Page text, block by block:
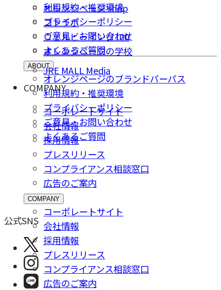
オレンジページ shop
コトラボ
ウェルビーイング100
オレンジページの学校
JRE MALL Media
利用規約・推奨環境
プライバシーポリシー
ご意⾒・お問い合わせ
よくあるご質問
ABOUT
オレンジページのブランドパーパス
利用規約・推奨環境
プライバシーポリシー
ご意⾒・お問い合わせ
よくあるご質問
COMPANY
コーポレートサイト
会社情報
採⽤情報
プレスリリース
コンプライアンス相談窓⼝
広告のご案内
COMPANY
コーポレートサイト
会社情報
採⽤情報
プレスリリース
コンプライアンス相談窓⼝
広告のご案内
公式SNS